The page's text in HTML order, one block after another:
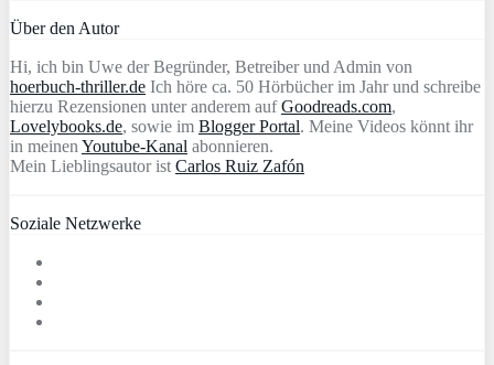
Über den Autor
Hi, ich bin Uwe der Begründer, Betreiber und Admin von
hoerbuch-thriller.de Ich höre ca. 50 Hörbücher im Jahr und schreibe
hierzu Rezensionen unter anderem aufGoodreads.com,
Lovelybooks.de, sowie im Blogger Portal. Meine Videos könnt ihr
in meinen Youtube-Kanal abonnieren.
Mein Lieblingsautor ist Carlos Ruiz Zafón
Soziale Netzwerke